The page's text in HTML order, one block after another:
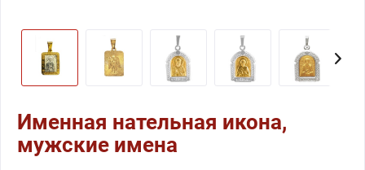
Именная нательная икона,
мужские имена